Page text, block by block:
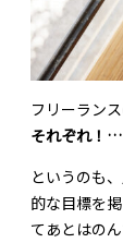
フリーラン
それぞれ！…
というのも
的な目標を
てあとはの